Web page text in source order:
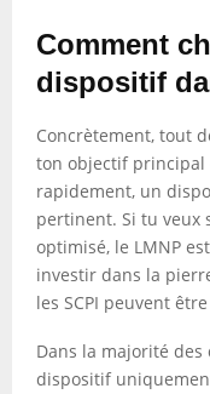
Comment
dispositif
Concrètement, tout
ton objectif
rapidement, un
pertinent. Si tu
optimisé, le LMNP
investir dans la
les SCPI peuvent
Dans la majorité des
dispositif